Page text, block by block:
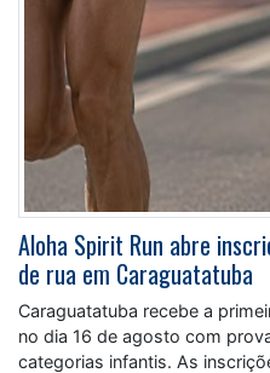
Aloha Spirit Run abre
de rua em Caraguatatuba
Caraguatatuba recebe a
no dia 16 de agosto com
categorias infantis. As